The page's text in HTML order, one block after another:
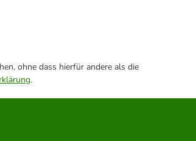
ohne dass hierfür andere als die
.